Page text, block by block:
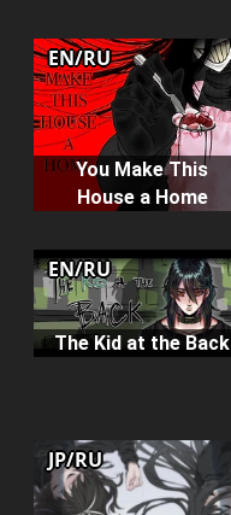
You Make This
House a Home
EN/RU
The Kid at the Back
EN/RU
JP/RU